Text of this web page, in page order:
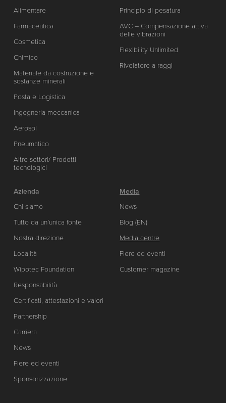
Alimentare
Farmaceutica
Cosmetica
Chimico
Materiale da costruzione e
sostanze minerali
Posta e Logistica
Ingegneria meccanica
Aerosol
Pneumatico
Altre settori/ Prodotti
tecnologici
Principio di pesatura
AVC – Compensazione attiva
delle vibrazioni
Flexibility Unlimited
Rivelatore a raggi
Azienda
Chi siamo
Tutto da un’unica fonte
Nostra direzione
Località
Wipotec Foundation
Responsabilità
Certificati, attestazioni e valori
Partnership
Carriera
News
Fiere ed eventi
Sponsorizzazione
Media
News
Blog (EN)
Media centre
Fiere ed eventi
Customer magazine